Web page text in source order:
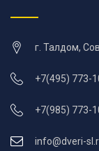
г. Талдом,
+7(495) 773-
+7(985) 773-
info@dveri-